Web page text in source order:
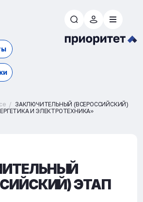
ЗАКЛЮЧИТЕЛЬНЫЙ (ВСЕРОССИЙСКИЙ)
И ЭЛЕКТРОТЕХНИКА»
ЭТАП